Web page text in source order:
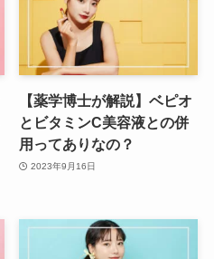
【薬学博士が解説】ベピオ
とビタミンC美容液との併
用ってありなの？
2023年9月16日